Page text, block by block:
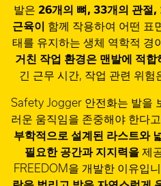
발은 26개의 뼈, 33개의 관절
근육이 함께 작용하여 어떤 표
태를 유지하는 생체 역학적 경
거친 작업 환경은 맨발에 적합
긴 근무 시간, 작업 관련 위험
Safety Jogger 안전화는 발을
러운 움직임을 존중해야 한다
부학적으로 설계된 라스트와
필요한 공간과 지지력을 제
FREEDOM을 개발한 이유입